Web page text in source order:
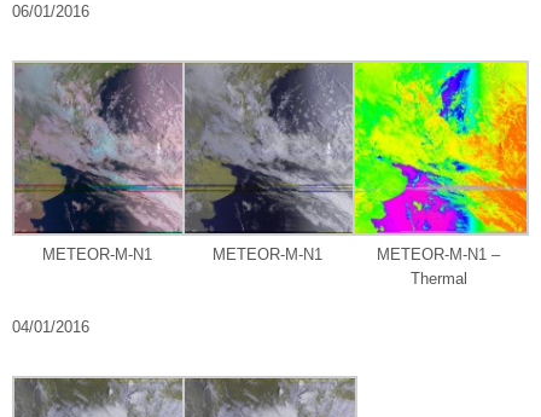
06/01/2016
METEOR-M-N1 METEOR-M-N1
METEOR-M-N1 –
Thermal
04/01/2016